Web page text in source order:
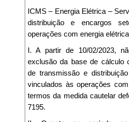
ICMS – Energia Elétrica –
distribuição e encargos
operações com energia
I. A partir de 10/02/2023,
exclusão da base de cálculo
de transmissão e
vinculados às operações
termos da medida cautelar
7195.